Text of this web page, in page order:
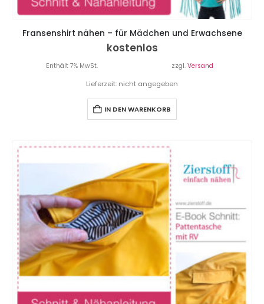
Fransenshirt nähen – für Mädchen und Erwachsene
kostenlos
Enthält 7% MwSt. zzgl. Versand
Lieferzeit: nicht angegeben
IN DEN WARENKORB